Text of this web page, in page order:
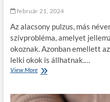
á
a
n
február 21, 2024
Az alacsony pulzus, más
szívprobléma, amelyet
okoznak. Azonban emellett
lelki okok is állhatnak.…
View MoreA
l